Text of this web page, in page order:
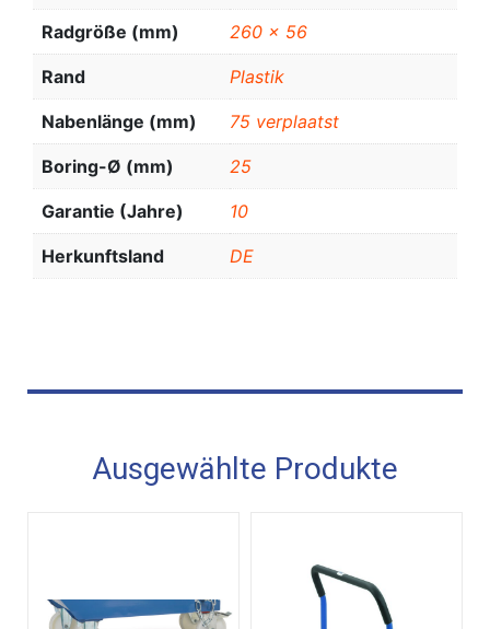
Radgröße (mm) 260 x 56
Rand Plastik
Nabenlänge (mm) 75 verplaatst
Boring-Ø (mm) 25
Garantie (Jahre) 10
Herkunftsland DE
Ausgewählte Produkte